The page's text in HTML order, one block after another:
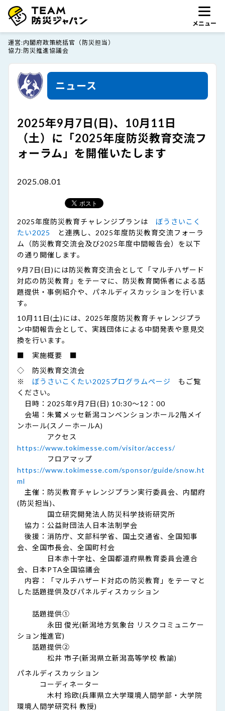
メニュー
運営 内閣府政策統括官（防災担当）
協力 防災推進協議会
ニュース
2025年9月7日(日)、10月11日
（土）に「2025年度防災教育交流フ
ォーラム」を開催いたします
2025.08.01
2025年度防災教育チャレンジプランは ぼうさいこく
たい2025
と連携し、2025年度防災教育交流フォーラ
ム（防災教育交流会及び2025年度中間報告会）を以下
の通り開催します。
9月7日(日)には防災教育交流会として「マルチハザード
対応の防災教育」をテーマに、防災教育関係者による話
題提供・事例紹介や、パネルディスカッションを行いま
す。
10月11日(土)には、2025年度防災教育チャレンジプラ
ン中間報告会として、実践団体による中間発表や意見交
換を行います。
■ 実施概要 ■
◇ 防災教育交流会
※ ぼうさいこくたい2025プログラムページ
もご覧
ください。
日時：2025年9月7日(日) 10:30～12：00
会場：朱鷺メッセ新潟コンベンションホール2階メイ
ンホール(スノーホールA)
アクセス
https://www.tokimesse.com/visitor/access/
フロアマップ
https://www.tokimesse.com/sponsor/guide/snow.ht
ml
主催：防災教育チャレンジプラン実行委員会、内閣府
(防災担当)、
国立研究開発法人防災科学技術研究所
協力：公益財団法人日本法制学会
後援：消防庁、文部科学省、国土交通省、全国知事
会、全国市長会、全国町村会
日本赤十字社、全国都道府県教育委員会連合
会、日本PTA全国協議会
内容：「マルチハザード対応の防災教育」をテーマと
した話題提供及びパネルディスカッション
話題提供①
永田 俊光(新潟地方気象台 リスクコミュニケー
ション推進官)
話題提供②
松井 市子(新潟県立新潟高等学校 教諭)
パネルディスカッション
コーディネーター
木村 玲欧(兵庫県立大学環境人間学部・大学院
環境人間学研究科 教授)